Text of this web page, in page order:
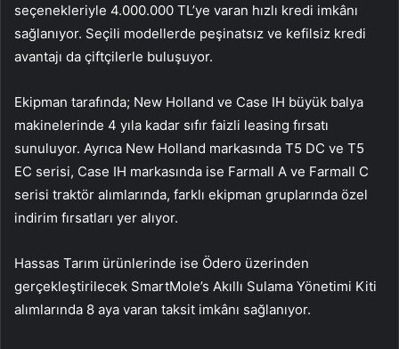
seçenekleriyle 4.000.000 TL’ye varan hızlı kredi imkânı
sağlanıyor. Seçili modellerde peşinatsız ve kefilsiz kredi
avantajı da çiftçilerle buluşuyor.
Ekipman tarafında; New Holland ve Case IH büyük balya
makinelerinde 4 yıla kadar sıfır faizli leasing fırsatı
sunuluyor. Ayrıca New Holland markasında T5 DC ve T5
EC serisi, Case IH markasında ise Farmall A ve Farmall C
serisi traktör alımlarında, farklı ekipman gruplarında özel
indirim fırsatları yer alıyor.
Hassas Tarım ürünlerinde ise Ödero üzerinden
gerçekleştirilecek SmartMole’s Akıllı Sulama Yönetimi Kiti
alımlarında 8 aya varan taksit imkânı sağlanıyor.